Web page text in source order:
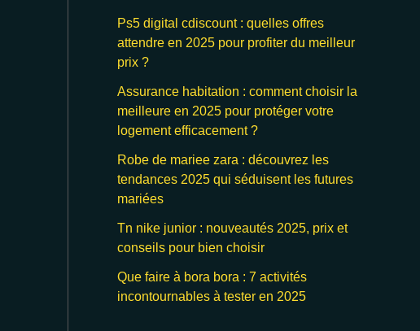
Ps5 digital cdiscount : quelles offres
attendre en 2025 pour profiter du meilleur
prix ?
Assurance habitation : comment choisir la
meilleure en 2025 pour protéger votre
logement efficacement ?
Robe de mariee zara : découvrez les
tendances 2025 qui séduisent les futures
mariées
Tn nike junior : nouveautés 2025, prix et
conseils pour bien choisir
Que faire à bora bora : 7 activités
incontournables à tester en 2025